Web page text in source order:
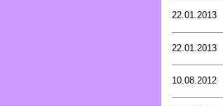
22.01.2013
22.01.2013
10.08.2012